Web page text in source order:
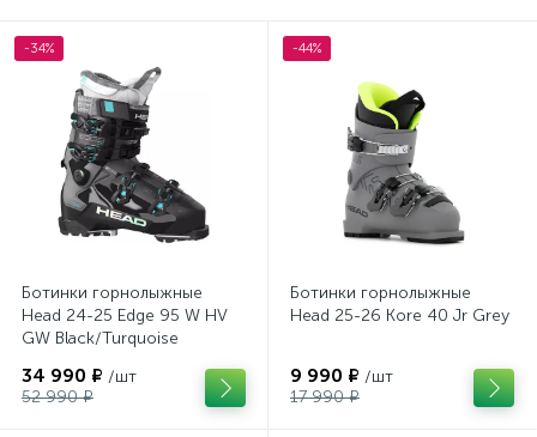
-34%
Ботинки горнолыжные
Head 24-25 Edge 95 W HV
GW Black/Turquoise
34 990 ₽ /шт
52 990 ₽
-44%
Ботинки горнолыжные
Head 25-26 Kore 40 Jr Grey
9 990 ₽ /шт
17 990 ₽